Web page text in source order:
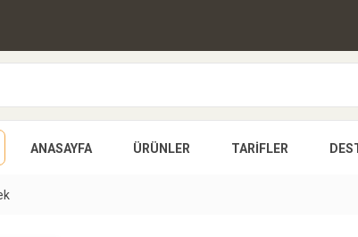
ANASAYFA ÜRÜNLER TARIFLER